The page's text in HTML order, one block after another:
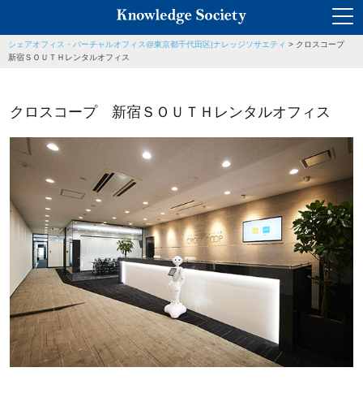
シェアオフィス・バーチャルオフィス@東京都千代田区|ナレッジソサエティ > クロスコープ
新宿ＳＯＵＴＨレンタルオフィス
クロスコープ 新宿ＳＯＵＴＨレンタルオフィス